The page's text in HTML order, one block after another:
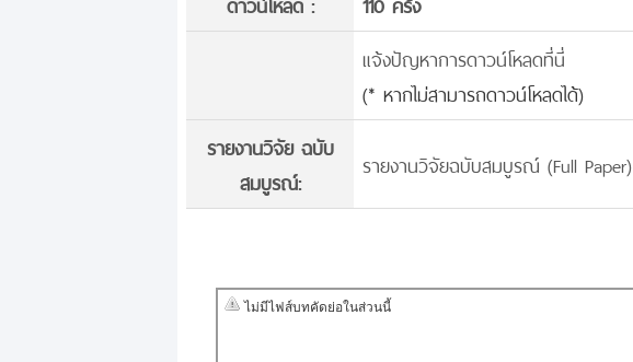
แจ้งปัญหาการดาวน์โหลดที่นี่
(* หากไม่สามารถดาวน์โหลดได้)
รายงานวิจัย ฉบับ
สมบูรณ์:
รายงานวิจัยฉบับสมบูรณ์ (Full Paper)